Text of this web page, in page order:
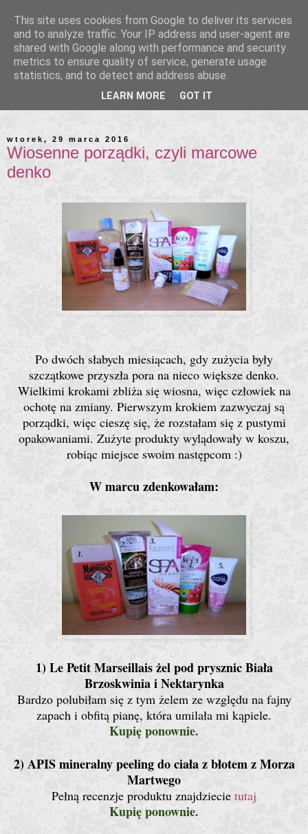
wtorek, 29 marca 2016
Wiosenne porządki, czyli marcowe
denko
Po dwóch słabych miesiącach, gdy zużycia były
szczątkowe przyszła pora na nieco większe denko.
Wielkimi krokami zbliża się wiosna, więc człowiek na
ochotę na zmiany. Pierwszym krokiem zazwyczaj są
porządki, więc cieszę się, że rozstałam się z pustymi
opakowaniami. Zużyte produkty wylądowały w koszu,
robiąc miejsce swoim następcom :)
W marcu zdenkowałam:
1) Le Petit Marseillais żel pod prysznic Biała
Brzoskwinia i Nektarynka
Bardzo polubiłam się z tym żelem ze względu na fajny
zapach i obfitą pianę, która umilała mi kąpiele.
Kupię ponownie.
2) APIS mineralny peeling do ciała z błotem z Morza
Martwego
Pełną recenzje produktu znajdziecie tutaj
Kupię ponownie.
This site uses cookies from Google to deliver its services
and to analyze traffic. Your IP address and user-agent are
shared with Google along with performance and security
metrics to ensure quality of service, generate usage
statistics, and to detect and address abuse.
LEARN MORE GOT IT